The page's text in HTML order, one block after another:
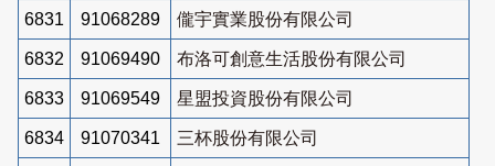
6831 91068289 儱宇實業股份有限公司
6832 91069490 布洛可創意生活股份有限公司
6833 91069549 星盟投資股份有限公司
6834 91070341 三杯股份有限公司